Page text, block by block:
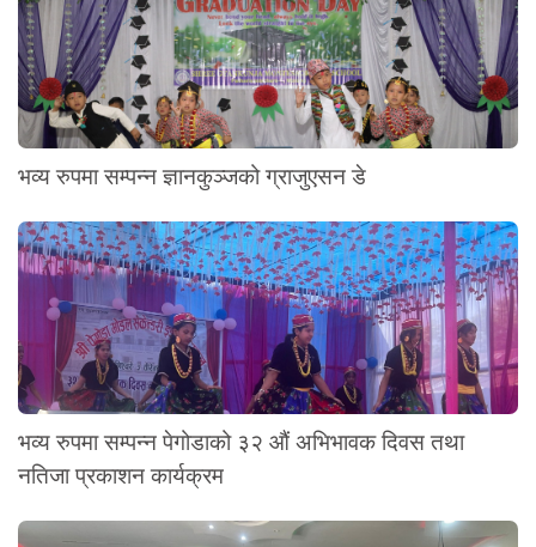
भव्य रुपमा सम्पन्न ज्ञानकुञ्जको ग्राजुएसन डे
भव्य रुपमा सम्पन्न पेगोडाको ३२ औं अभिभावक दिवस तथा
नतिजा प्रकाशन कार्यक्रम